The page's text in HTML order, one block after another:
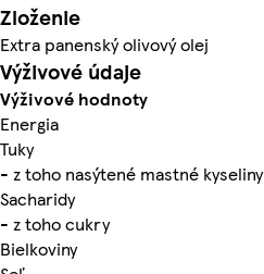
Zloženie
Extra panenský olivový olej
Výživové údaje
Výživové hodnoty
Energia
Tuky
- z toho nasýtené mastné kyseliny
Sacharidy
- z toho cukry
Bielkoviny